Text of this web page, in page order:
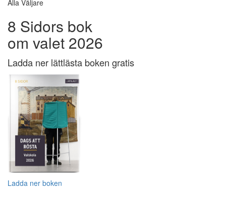
Alla Väljare
8 Sidors bok
om valet 2026
Ladda ner lättlästa boken gratis
Ladda ner boken